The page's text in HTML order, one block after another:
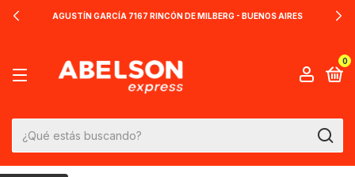
AGUSTÍN GARCÍA 7167 RINCÓN DE MILBERG - BUENOS AIRES
0